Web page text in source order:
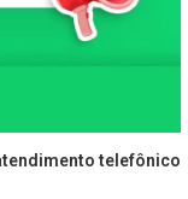
telefônico